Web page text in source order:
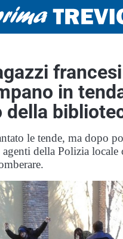
in
della
le tende, ma dopo
della Polizia locale